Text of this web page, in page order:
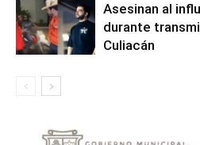
Asesinan al
durante
Culiacán